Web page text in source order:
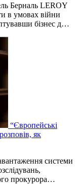
Берналь LEROY
в умовах війни
бізнес д…
“Європейські
як
системи
прокурора…